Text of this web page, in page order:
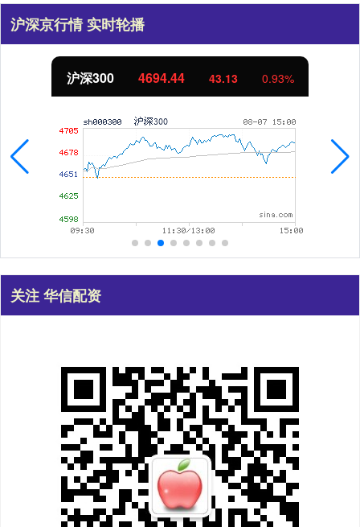
沪深京行情 实时轮播
沪深300 4694.44 43.13 0.93%
关注 华信配资